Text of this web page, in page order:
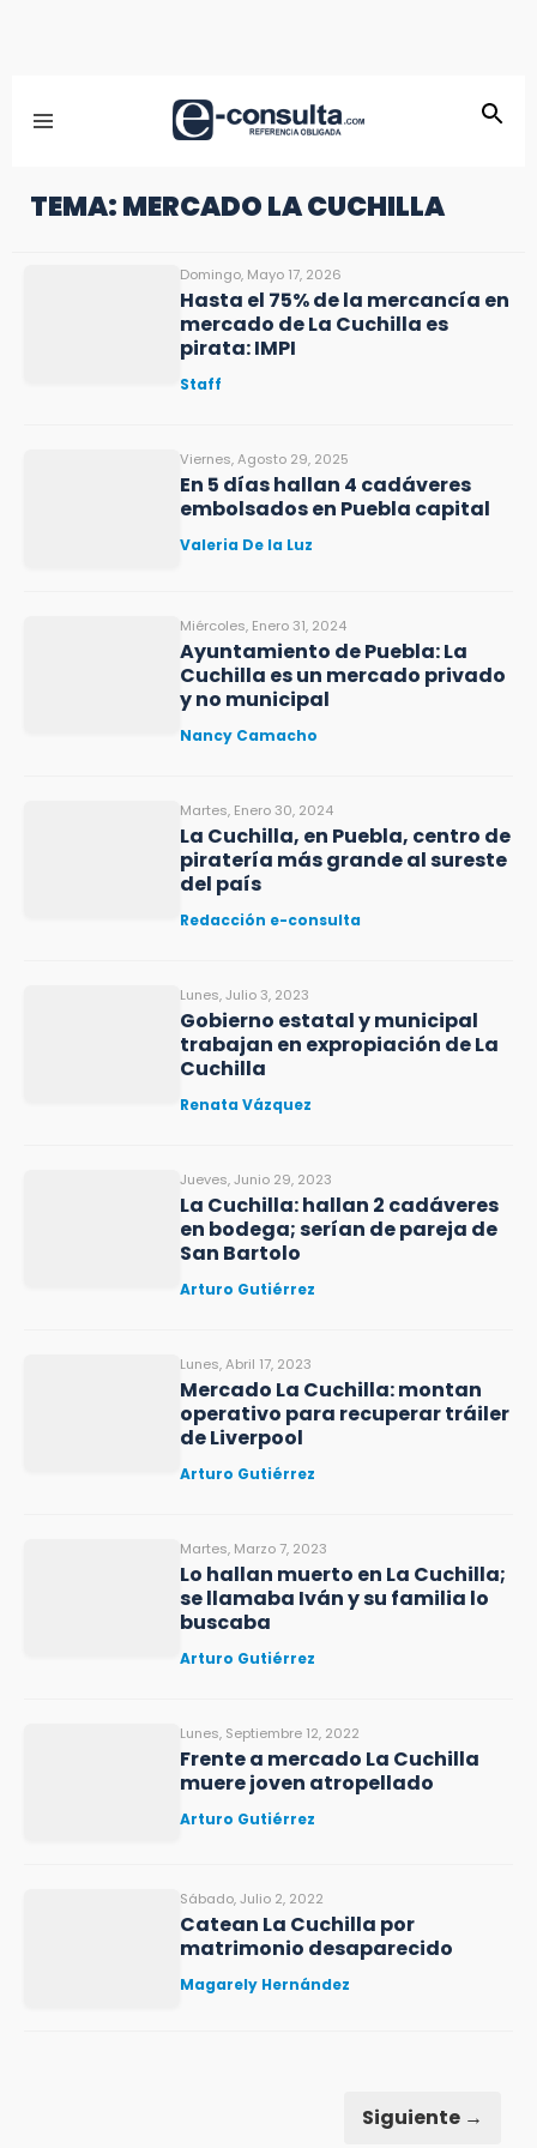
TEMA: MERCADO LA CUCHILLA
Domingo, Mayo 17, 2026
Hasta el 75% de la mercancía en
mercado de La Cuchilla es
pirata: IMPI
Staff
Viernes, Agosto 29, 2025
En 5 días hallan 4 cadáveres
embolsados en Puebla capital
Valeria De la Luz
Miércoles, Enero 31, 2024
Ayuntamiento de Puebla: La
Cuchilla es un mercado privado
y no municipal
Nancy Camacho
Martes, Enero 30, 2024
La Cuchilla, en Puebla, centro de
piratería más grande al sureste
del país
Redacción e-consulta
Lunes, Julio 3, 2023
Gobierno estatal y municipal
trabajan en expropiación de La
Cuchilla
Renata Vázquez
Jueves, Junio 29, 2023
La Cuchilla: hallan 2 cadáveres
en bodega; serían de pareja de
San Bartolo
Arturo Gutiérrez
Lunes, Abril 17, 2023
Mercado La Cuchilla: montan
operativo para recuperar tráiler
de Liverpool
Arturo Gutiérrez
Martes, Marzo 7, 2023
Lo hallan muerto en La Cuchilla;
se llamaba Iván y su familia lo
buscaba
Arturo Gutiérrez
Lunes, Septiembre 12, 2022
Frente a mercado La Cuchilla
muere joven atropellado
Arturo Gutiérrez
Sábado, Julio 2, 2022
Catean La Cuchilla por
matrimonio desaparecido
Magarely Hernández
Siguiente →